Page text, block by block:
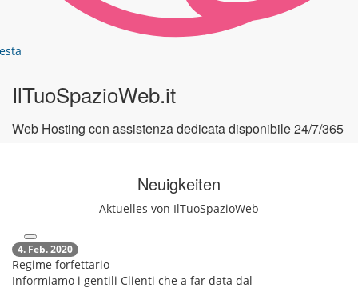
IlTuoSpazioWeb.it
Web Hosting con assistenza dedicata disponibile 24/7/365
Neuigkeiten
Aktuelles von IlTuoSpazioWeb
4. Feb. 2020
Regime forfettario
Informiamo i gentili Clienti che a far data dal